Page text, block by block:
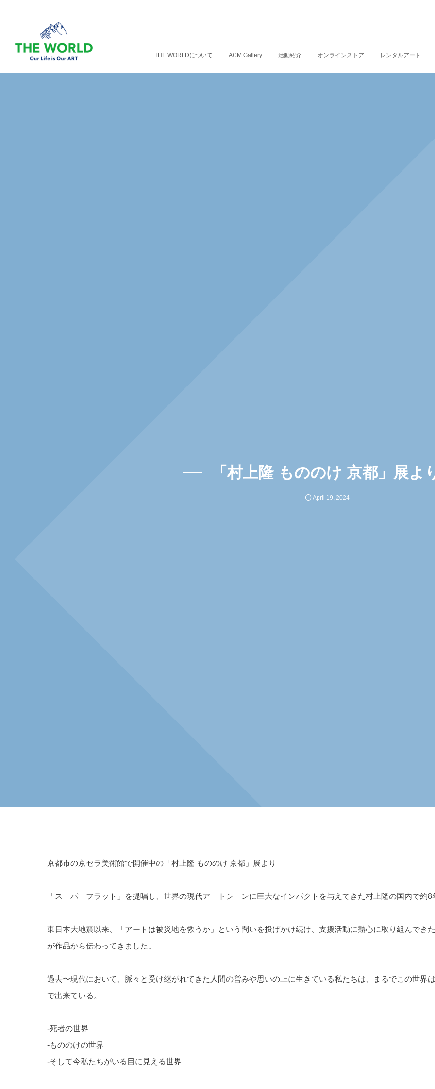
THE WORLDについて ACM Gallery 活動紹介 オンラインストア レンタルアート
「村上隆 もののけ 京都」展よ
April 19, 2024
京都市の京セラ美術館で開催中の「村上隆 もののけ 京都」展より
「スーパーフラット」を提唱し、世界の現代アートシーンに巨大なインパクトを与えてきた村上隆の国内で約
東日本大地震以来、「アートは被災地を救うか」という問いを投げかけ続け、支援活動に熱心に取り組んでき
が作品から伝わってきました。
過去〜現代において、脈々と受け継がれてきた人間の営みや思いの上に生きている私たちは、まるでこの世界
で出来ている。
-死者の世界
-もののけの世界
-そして今私たちがいる目に見える世界